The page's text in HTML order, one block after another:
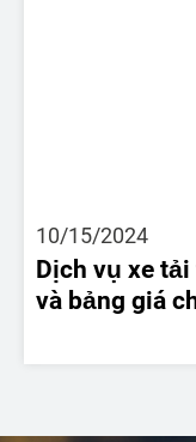
10/15/2024
Dịch vụ xe
và bảng giá